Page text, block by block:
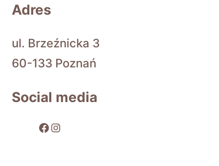
Adres
ul. Brzeźnicka 3
60-133 Poznań
Social media
Facebook
Instagram